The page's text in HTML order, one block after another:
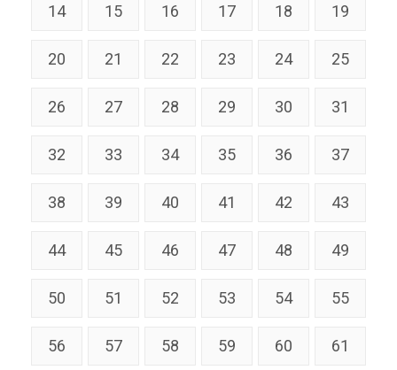
14 15 16 17 18 19
20 21 22 23 24 25
26 27 28 29 30 31
32 33 34 35 36 37
38 39 40 41 42 43
44 45 46 47 48 49
50 51 52 53 54 55
56 57 58 59 60 61